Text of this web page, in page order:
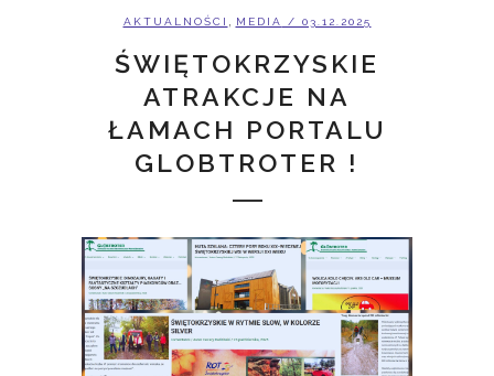
AKTUALNOŚCI MEDIA / 03.12.2025
ŚWIĘTOKRZYSKIE
ATRAKCJE NA
ŁAMACH PORTALU
GLOBTROTER !